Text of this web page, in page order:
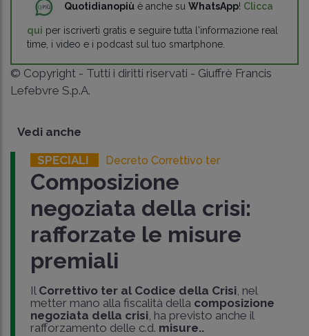
Quotidianopiù è anche su WhatsApp! Clicca
qui per iscriverti gratis e seguire tutta l'informazione real
time, i video e i podcast sul tuo smartphone.
© Copyright - Tutti i diritti riservati - Giuffrè Francis
Lefebvre S.p.A.
Vedi anche
SPECIALI Decreto Correttivo ter
Composizione
negoziata della crisi:
rafforzate le misure
premiali
Il Correttivo ter al Codice della Crisi, nel
metter mano alla fiscalità della composizione
negoziata della crisi, ha previsto anche il
rafforzamento delle c.d. misure..